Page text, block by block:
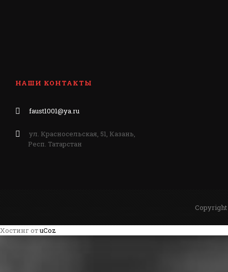
НАШИ КОНТАКТЫ
faust1001@ya.ru
ул. Красносельская, 51, Казань,
Респ. Татарстан
Хостинг отuCoz